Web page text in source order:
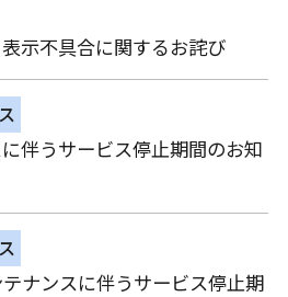
示不具合に関するお詫び
伴うサービス停止期間のお知
テナンスに伴うサービス停止期